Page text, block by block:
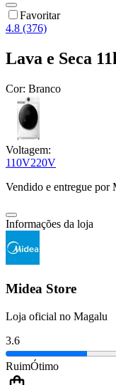
Favoritar
4.8 (376)
Lava e Seca
Cor: Branco
Voltagem:
110V220V
Vendido e entregue por
Informações da loja
Midea Store
Loja oficial no Magalu
3.6
RuimÓtimo